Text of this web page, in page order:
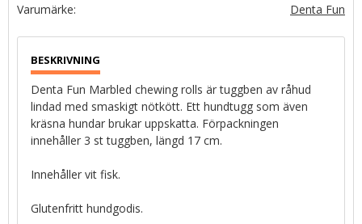
Denta Fun
Denta Fun Marbled chewing rolls är tuggben av råhud
lindad med smaskigt nötkött. Ett hundtugg som även
kräsna hundar brukar uppskatta. Förpackningen
innehåller 3 st tuggben, längd 17 cm.
Innehåller vit fisk.
Glutenfritt hundgodis.